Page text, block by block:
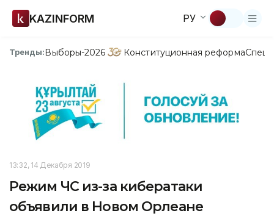
KAZINFORM РУ
Тренды:Выборы-2026 Конституционная реформа
13:32, 14 Декабря 2019
Режим ЧС из-за кибератаки
объявили в Новом Орлеане